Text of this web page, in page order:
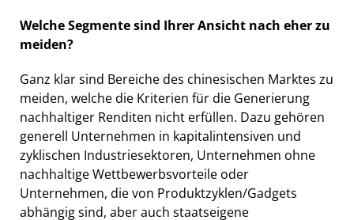
Welche Segmente sind Ihrer Ansicht nach eher zu
meiden?
Ganz klar sind Bereiche des chinesischen Marktes zu
meiden, welche die Kriterien für die Generierung
nachhaltiger Renditen nicht erfüllen. Dazu gehören
generell Unternehmen in kapitalintensiven und
zyklischen Industriesektoren, Unternehmen ohne
nachhaltige Wettbewerbsvorteile oder
Unternehmen, die von Produktzyklen/Gadgets
abhängig sind, aber auch staatseigene